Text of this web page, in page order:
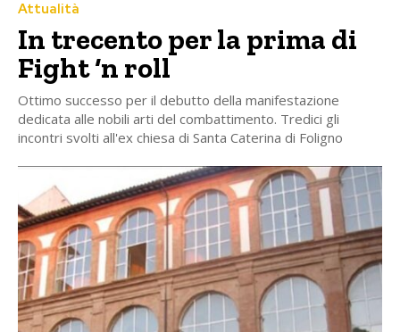
Attualità
In trecento per la prima di
Fight ‘n roll
Ottimo successo per il debutto della manifestazione
dedicata alle nobili arti del combattimento. Tredici gli
incontri svolti all'ex chiesa di Santa Caterina di Foligno